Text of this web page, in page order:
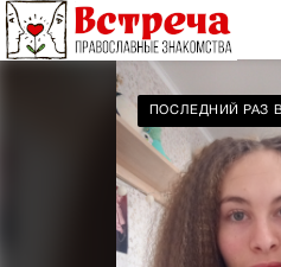
ПОСЛЕДНИЙ РАЗ